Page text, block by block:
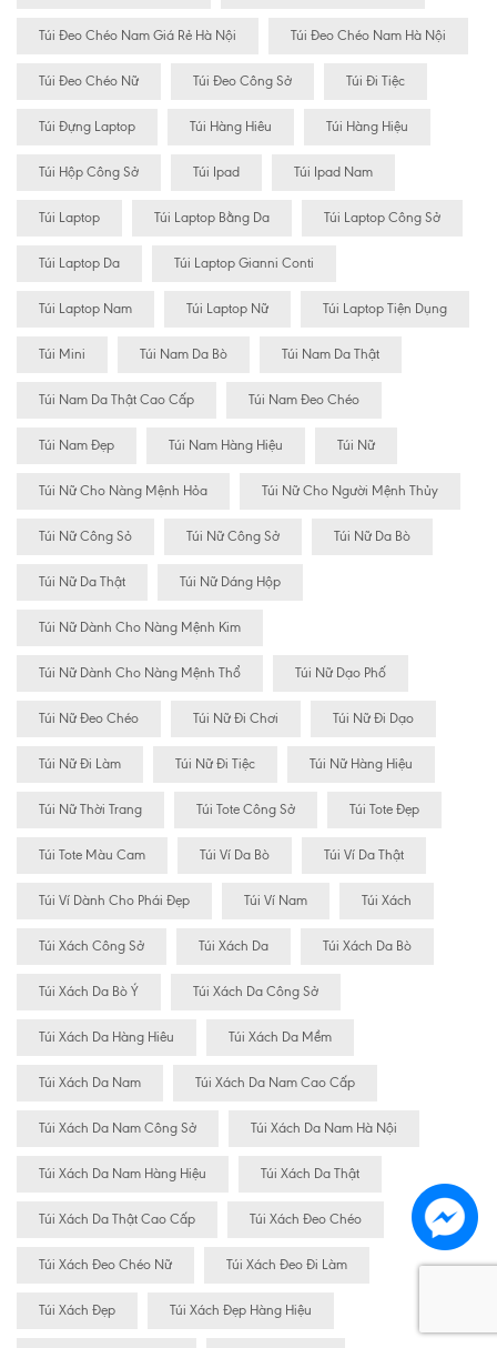
Túi Đeo Chéo Nam Giá Rẻ Hà Nội Túi Đeo Chéo Nam Hà Nội
Túi Đeo Chéo Nữ Túi Đeo Công Sở Túi Đi Tiệc
Túi Đựng Laptop Túi Hàng Hiêu Túi Hàng Hiệu
Túi Hộp Công Sở Túi Ipad Túi Ipad Nam
Túi Laptop Túi Laptop Bằng Da Túi Laptop Công Sở
Túi Laptop Da Túi Laptop Gianni Conti
Túi Laptop Nam Túi Laptop Nữ Túi Laptop Tiện Dụng
Túi Mini Túi Nam Da Bò Túi Nam Da Thật
Túi Nam Da Thật Cao Cấp Túi Nam Đeo Chéo
Túi Nam Đẹp Túi Nam Hàng Hiệu Túi Nữ
Túi Nữ Cho Nàng Mệnh Hỏa Túi Nữ Cho Người Mệnh Thủy
Túi Nữ Công Sỏ Túi Nữ Công Sở Túi Nữ Da Bò
Túi Nữ Da Thật Túi Nữ Dáng Hộp
Túi Nữ Dành Cho Nàng Mệnh Kim
Túi Nữ Dành Cho Nàng Mệnh Thổ Túi Nữ Dạo Phố
Túi Nữ Đeo Chéo Túi Nữ Đi Chơi Túi Nữ Đi Dạo
Túi Nữ Đi Làm Túi Nữ Đi Tiệc Túi Nữ Hàng Hiệu
Túi Nữ Thời Trang Túi Tote Công Sở Túi Tote Đẹp
Túi Tote Màu Cam Túi Ví Da Bò Túi Ví Da Thật
Túi Ví Dành Cho Phái Đẹp Túi Ví Nam Túi Xách
Túi Xách Công Sở Túi Xách Da Túi Xách Da Bò
Túi Xách Da Bò Ý Túi Xách Da Công Sở
Túi Xách Da Hàng Hiêu Túi Xách Da Mềm
Túi Xách Da Nam Túi Xách Da Nam Cao Cấp
Túi Xách Da Nam Công Sở Túi Xách Da Nam Hà Nội
Túi Xách Da Nam Hàng Hiệu Túi Xách Da Thật
Túi Xách Da Thật Cao Cấp Túi Xách Đeo Chéo
Túi Xách Đeo Chéo Nữ Túi Xách Đeo Đi Làm
Túi Xách Đẹp Túi Xách Đẹp Hàng Hiệu